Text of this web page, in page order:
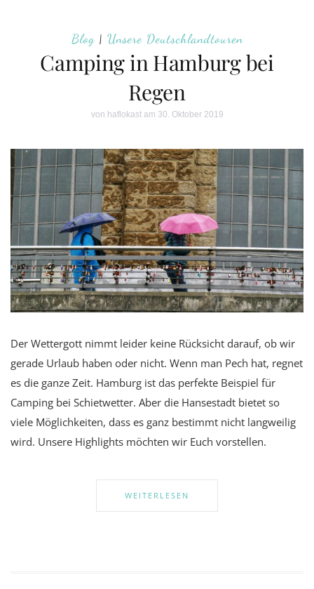
Blog| Unsere Deutschlandtouren
Camping in Hamburg bei
Regen
von haflokastam 30. Oktober 2019
Der Wettergott nimmt leider keine Rücksicht darauf, ob wir
gerade Urlaub haben oder nicht. Wenn man Pech hat, regnet
es die ganze Zeit. Hamburg ist das perfekte Beispiel für
Camping bei Schietwetter. Aber die Hansestadt bietet so
viele Möglichkeiten, dass es ganz bestimmt nicht langweilig
wird. Unsere Highlights möchten wir Euch vorstellen.
WEITERLESEN